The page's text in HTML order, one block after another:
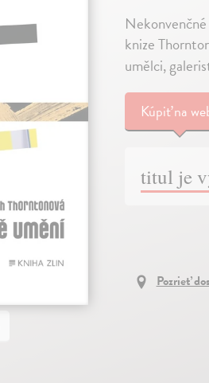
knize
umělci,
Kúpiťna
titul je
Pozrieť